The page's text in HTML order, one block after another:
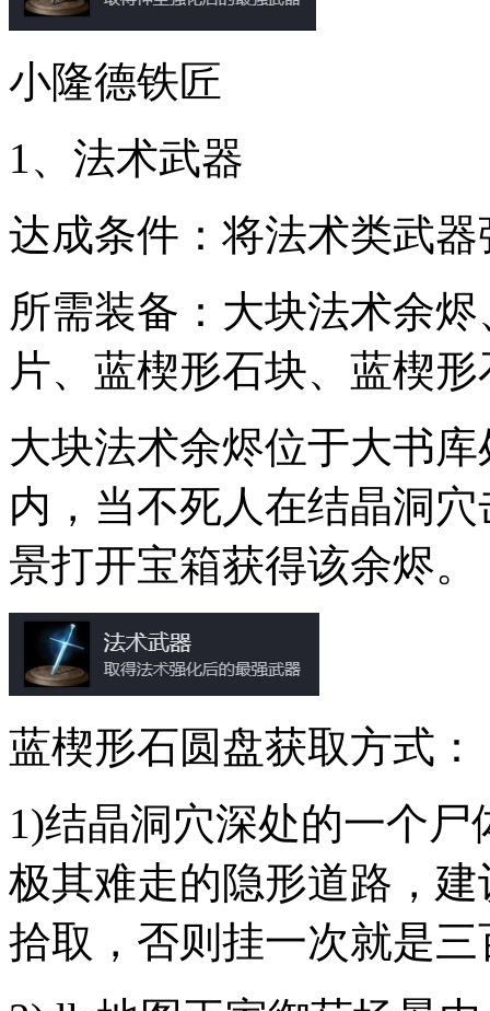
小隆德铁匠
1、法术武器
达成条件：将法术类武
所需装备：大块法术余
片、蓝楔形石块、蓝楔
大块法术余烬位于大书
内，当不死人在结晶洞
景打开宝箱获得该余烬。
蓝楔形石圆盘获取方式：
1)结晶洞穴深处的一个
极其难走的隐形道路，
拾取，否则挂一次就是